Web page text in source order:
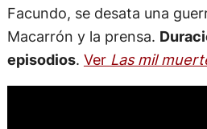
Facundo, se desata una
Macarrón y la prensa.
episodios. Ver Las mil